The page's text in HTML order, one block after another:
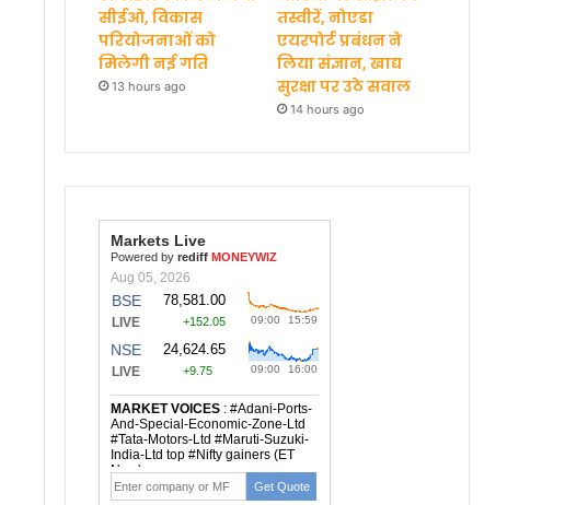
सीईओ, विकास
परियोजनाओं को
मिलेगी नई गति
13 hours ago
तस्वीरें, नोएडा
एयरपोर्ट प्रबंधन ने
लिया संज्ञान, खाद्य
सुरक्षा पर उठे सवाल
14 hours ago